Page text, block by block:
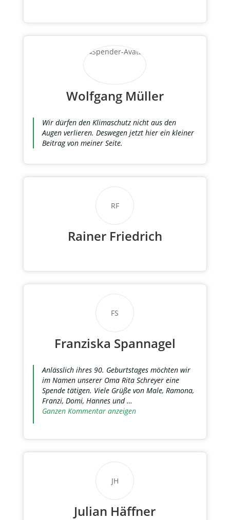
Wolfgang Müller
Wir dürfen den Klimaschutz nicht aus den
Augen verlieren. Deswegen jetzt hier ein kleiner
Beitrag von meiner Seite.
RF
Rainer Friedrich
FS
Franziska Spannagel
Anlässlich ihres 90. Geburtstages möchten wir
im Namen unserer Oma Rita Schreyer eine
Spende tätigen. Viele Grüße von Male, Ramona,
Franzi, Domi, Hannes und …
Ganzen Kommentar anzeigen
JH
Julian Häffner